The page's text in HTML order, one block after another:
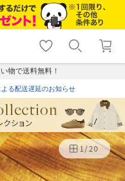
shopping_cart lock_outline
ログイン
物で送料無料！
る配送遅延のお知らせ
1/20